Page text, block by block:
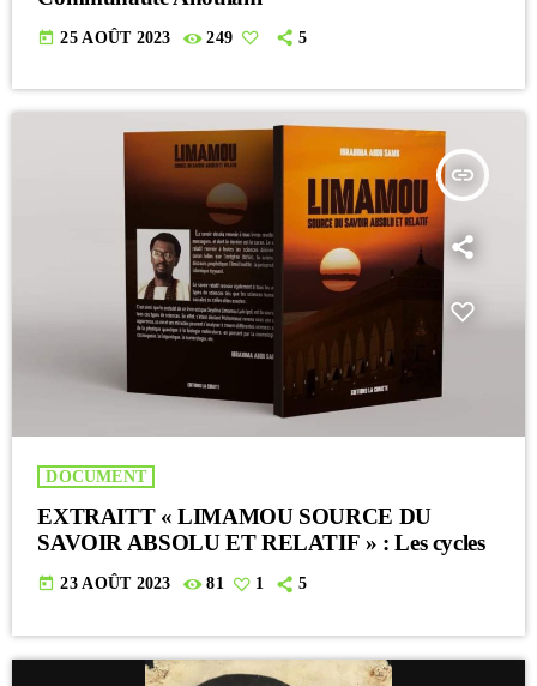
today 25 AOÛT 2023 249 5
insert_link
DOCUMENT
EXTRAITT « LIMAMOU SOURCE DU
SAVOIR ABSOLU ET RELATIF » : Les cycles
today 23 AOÛT 2023 81 1 5